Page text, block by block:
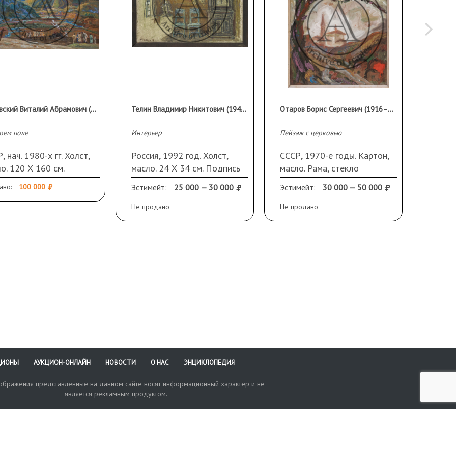
Орловский Виталий Абрамович (1931 г.р.)
поле
нач. 1980-х гг. Холст,
120 Х 160 см.
100 000
Телин Владимир Никитович (1941 - 2012)
Интерьер
Россия, 1992 год. Холст,
масло. 24 Х 34 см. Подпись
слева внизу. Оформлен в
раму
Эстимейт: 25 000 — 30 000
Не продано
Отаров Борис Сергеевич (1916–1991)
Пейзаж с церковью
СССР, 1970-е годы. Картон,
масло. Рама, стекло
Эстимейт: 30 000 — 50 000
Не продано
АУКЦИОН-ОНЛАЙН НОВОСТИ О НАС ЭНЦИКЛОПЕДИЯ
представленные на данном сайте носят информационный характер и не
является рекламным продуктом.